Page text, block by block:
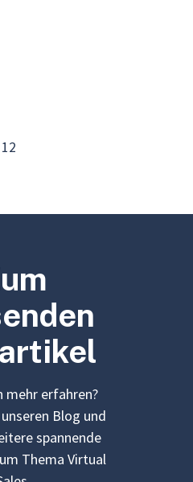
mehr erfahren?
Blog und
spannende
Thema Virtual